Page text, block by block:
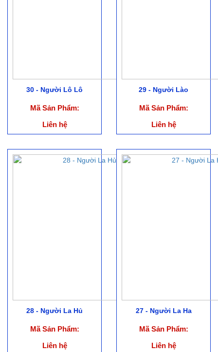
30 - Người Lô Lô
Mã Sản Phẩm:
Liên hệ
29 - Người Lào
Mã Sản Phẩm:
Liên hệ
28 - Người La Hủ
Mã Sản Phẩm:
Liên hệ
27 - Người La Ha
Mã Sản Phẩm:
Liên hệ